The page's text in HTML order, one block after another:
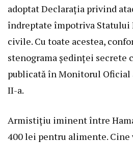
adoptat Declarația privind
îndreptate împotriva Statului
civile. Cu toate acestea,
stenograma ședinței secrete
publicată în Monitorul Oficial
II-a.
Armistițiu iminent între
400 lei pentru alimente. Cine